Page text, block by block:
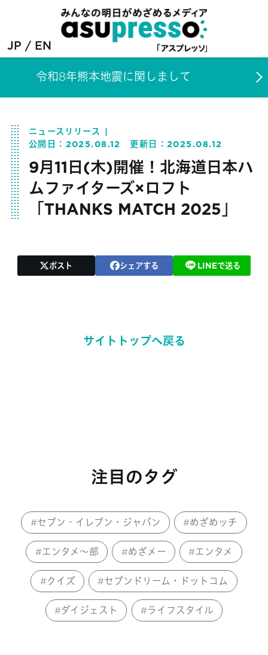
JP EN
令和8年熊本地震に関しまして
ニュースリリース
公開日： 2025.08.12 更新日：2025.08.12
9月11日(木)開催！北海道日本ハ
ムファイターズ×ロフト
「THANKS MATCH 2025」
ポスト シェアする LINEで送る
サイトトップへ戻る
注目のタグ
セブン‐イレブン・ジャパン めざめッチ
エンタメ～部 めざメー エンタメ
クイズ セブンドリーム・ドットコム
ダイジェスト ライフスタイル